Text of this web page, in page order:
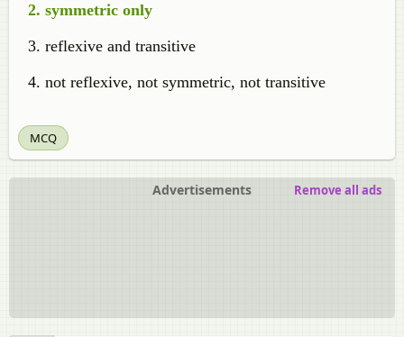
symmetric only
reflexive and transitive
not reflexive, not symmetric, not transitive
MCQ
Advertisements Remove all ads